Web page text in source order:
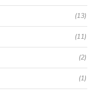
(13)
(11)
(2)
(1)